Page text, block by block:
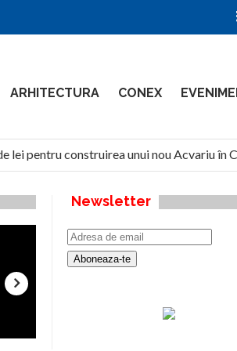
ARHITECTURA CONEX
lei pentru construirea unui nou Acvariu în
Newsletter